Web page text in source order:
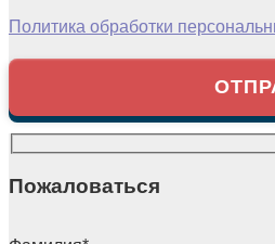
Политика обработки
Пожаловаться